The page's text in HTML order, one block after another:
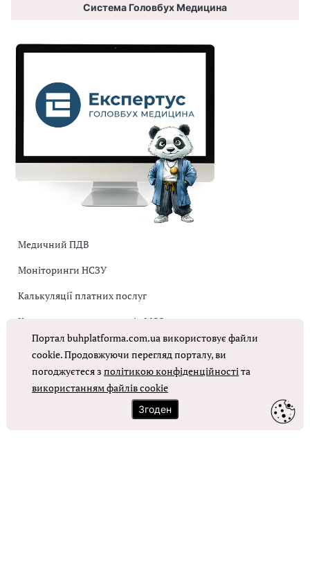
Система Головбух Медицина
Медичний ПДВ
Моніторинги НСЗУ
Калькуляції платних послуг
Коригувальна накладна від МОЗ
Оплата праці в КНП
ОТРИМАТИ ДОСТУП
Портал buhplatforma.com.ua використовує файли
cookie. Продовжуючи перегляд порталу, ви
погоджуєтеся зполітикою конфіденційностіта
використанням файлів cookie
Згоден